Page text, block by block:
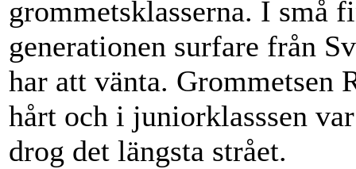
grommetsklasserna. I små
generationen surfare från
har att vänta. Grommetsen
hårt och i juniorklasssen
drog det längsta strået.